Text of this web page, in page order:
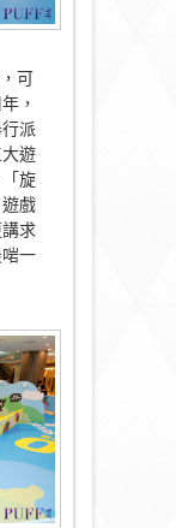
可
，
派
遊
旋
戲
求
一